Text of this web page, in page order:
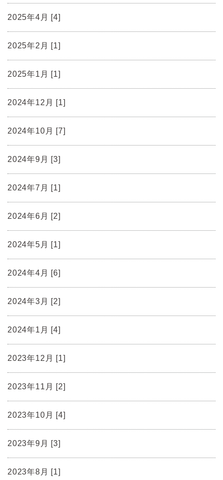
2025年4月 [4]
2025年2月 [1]
2025年1月 [1]
2024年12月 [1]
2024年10月 [7]
2024年9月 [3]
2024年7月 [1]
2024年6月 [2]
2024年5月 [1]
2024年4月 [6]
2024年3月 [2]
2024年1月 [4]
2023年12月 [1]
2023年11月 [2]
2023年10月 [4]
2023年9月 [3]
2023年8月 [1]